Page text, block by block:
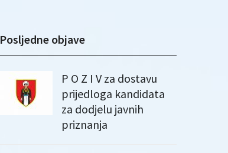
Posljedne objave
P O Z I V za dostavu
prijedloga kandidata
za dodjelu javnih
priznanja